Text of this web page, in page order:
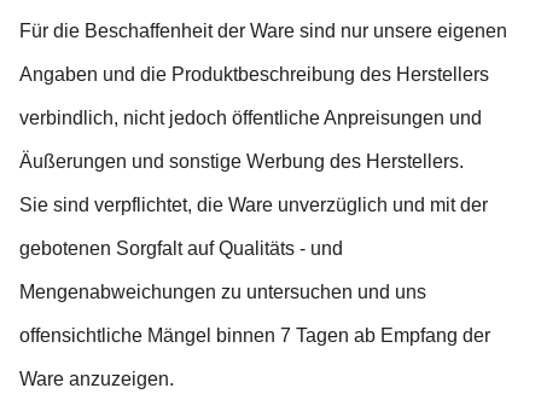
Für die Beschaffenheit der Ware sind nur unsere eigenen
Angaben und die Produktbeschreibung des Herstellers
verbindlich, nicht jedoch öffentliche Anpreisungen und
Äußerungen und sonstige Werbung des Herstellers.
Sie sind verpflichtet, die Ware unverzüglich und mit der
gebotenen Sorgfalt auf Qualitäts - und
Mengenabweichungen zu untersuchen und uns
offensichtliche Mängel binnen 7 Tagen ab Empfang der
Ware anzuzeigen.